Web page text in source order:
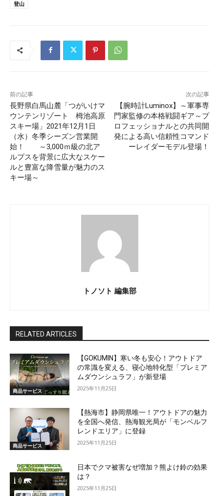
登山
前の記事
長野県白馬山麓「つがいけマ
ウンテンリゾート 栂池高原
スキー場」2021年12⽉1⽇
（水）冬季シーズン営業開
始！ ～3,000ｍ級の北ア
ルプスを背景に広⼤なスケー
ルと豊富な降雪量が魅⼒のス
キー場～
次の記事
【腕時計Luminox】～軍事専
門家監修の本格戦闘ギア～プ
ロフェッショナルとの共同開
発による高い信頼性コマンド
ーレイダーモデル登場！
トノソト 編集部
RELATED ARTICLES
商品サービス
【GOKUMIN】寒い冬も安心！アウトドア
の常識を変える、寝心地特化型「プレミア
ムダウンシュラフ」が新登場
2025年11月25日
商品サービス
【熱海市】静岡県唯一！アウトドアの魅力
を全国へ発信、熱海観光局が「モンベルフ
レンドエリア」に登録
2025年11月25日
日本でクマ被害なぜ増加？熊よけ鈴の効果
は？
2025年11月25日